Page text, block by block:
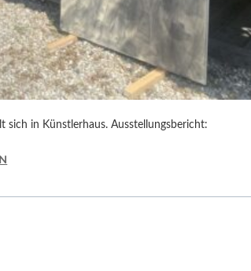
sich in Künstlerhaus. Ausstellungsbericht:
R